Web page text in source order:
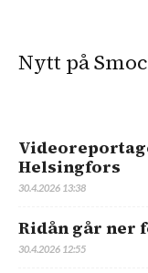
Nytt på
Helsingfors
30.4.2026 13:38
Ridån går ner
30.4.2026 12:55